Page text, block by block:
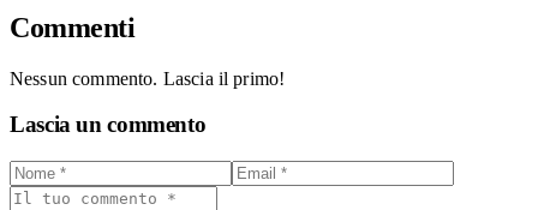
Commenti
Nessun commento. Lascia il primo!
Lascia un commento